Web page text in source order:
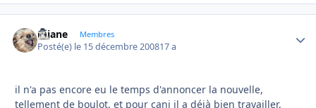
réjane Membres
Posté(e) le 15 décembre 200817 a
il n'a pas encore eu le temps d'annoncer la nouvelle,
tellement de boulot, et pour cani il a déjà bien travailler,